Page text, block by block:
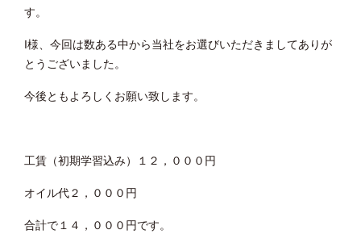
す。
I様、今回は数ある中から当社をお選びいただきましてありが
とうございました。
今後ともよろしくお願い致します。
工賃（初期学習込み）１２，０００円
オイル代２，０００円
合計で１４，０００円です。